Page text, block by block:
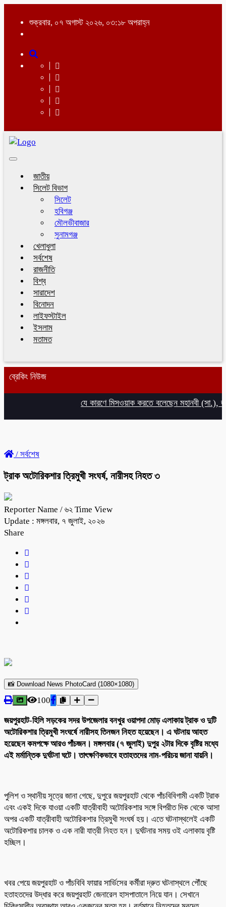
শুক্রবার, ০৭ অগাস্ট ২০২৬, ০৩:১৮ অপরাহ্ন
Toggle
জাতীয়
সিলেট বিভাগ
সিলেট
হবিগঞ্জ
মৌলভীবাজার
সুনামগঞ্জ
খেলাধুলা
সর্বশেষ
রাজনীতি
বিশ্ব
সারাদেশ
বিনোদন
লাইফস্টাইল
ইসলাম
মতামত
ব্রেকিং নিউজ
যে কারণে মিসওয়াক করতে বলেছেন মহানবী (সা.),
/ সর্বশেষ
ট্রাক অটোরিকশার ত্রিমুখী সংঘর্ষ, নারীসহ নিহত ৩
Reporter Name / ৬২ Time View
Update : মঙ্গলবার, ৭ জুলাই, ২০২৬
Share
📸 Download News PhotoCard (1080×1080)
100
জয়পুরহাট-হিলি সড়কের সদর উপজেলার বনখুর ওয়াপদা মোড় এলাকায় ট্রাক ও দুটি
অটোরিকশার ত্রিমুখী সংঘর্ষে নারীসহ তিনজন নিহত হয়েছেন। এ ঘটনায় আহত
হয়েছেন কমপক্ষে আরও পাঁচজন। মঙ্গলবার (৭ জুলাই) দুপুর ২টার দিকে বৃষ্টির মধ্যে
এই মর্মান্তিক দুর্ঘটনা ঘটে। তাৎক্ষণিকভাবে হতাহতদের নাম-পরিচয় জানা যায়নি।
পুলিশ ও স্থানীয় সূত্রে জানা গেছে, দুপুরে জয়পুরহাট থেকে পাঁচবিবিগামী একটি ট্রাক
এবং একই দিকে যাওয়া একটি যাত্রীবাহী অটোরিকশার সঙ্গে বিপরীত দিক থেকে আসা
অপর একটি যাত্রীবাহী অটোরিকশার ত্রিমুখী সংঘর্ষ হয়। এতে ঘটনাস্থলেই একটি
অটোরিকশার চালক ও এক নারী যাত্রী নিহত হন। দুর্ঘটনার সময় ওই এলাকায় বৃষ্টি
হচ্ছিল।
খবর পেয়ে জয়পুরহাট ও পাঁচবিবি ফায়ার সার্ভিসের কর্মীরা দ্রুত ঘটনাস্থলে পৌঁছে
হতাহতদের উদ্ধার করে জয়পুরহাট জেনারেল হাসপাতালে নিয়ে যান। সেখানে